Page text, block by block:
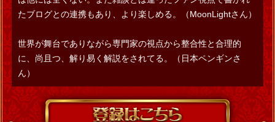
たブログとの連携もあり、より楽しめる。（MoonLightさん）
世界が舞台でありながら専門家の視点から整合性と合理的
に、尚且つ、解り易く解説をされてる。（日本ペンギンさ
ん）